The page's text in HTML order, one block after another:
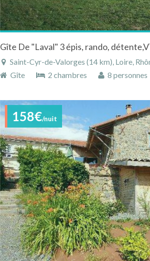
Saint-Cyr-de-Valorges (14 km), Loire,
Gîte
2 chambres 8 personnes
158€/nuit